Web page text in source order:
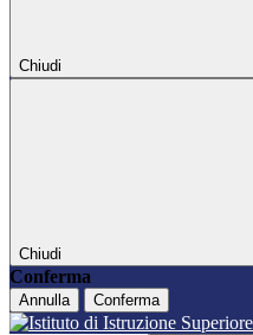
Chiudi
Chiudi
Conferma
Annulla Conferma